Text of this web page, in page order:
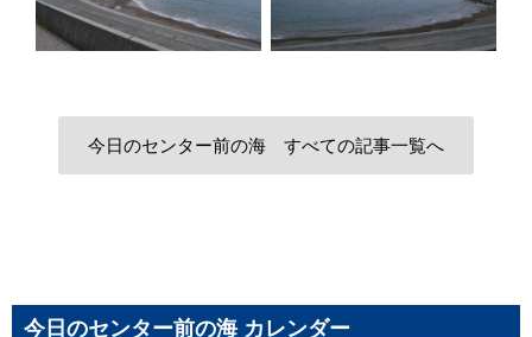
今日のセンター前の海 すべての記事一覧へ
今日のセンター前の海 カレンダー